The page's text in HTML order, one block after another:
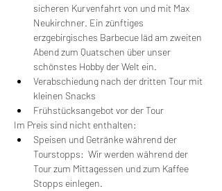
sicheren Kurvenfahrt von und mit Max
Neukirchner. Ein zünftiges
erzgebirgisches Barbecue läd am zweiten
Abend zum Quatschen über unser
schönstes Hobby der Welt ein.
Verabschiedung nach der dritten Tour mit
kleinen Snacks
Frühstücksangebot vor der Tour
Im Preis sind nicht enthalten:
Speisen und Getränke während der
Tourstopps:  Wir werden während der
Tour zum Mittagessen und zum Kaffee
Stopps einlegen.